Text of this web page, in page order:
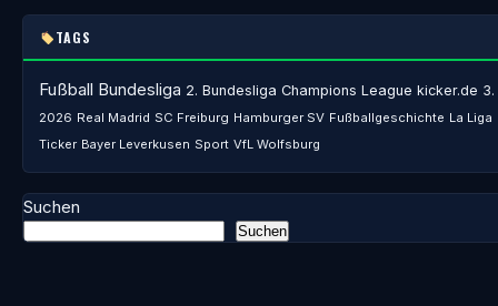
TAGS
Fußball Bundesliga 2. Bundesliga Champions League kicker.de 3.
2026 Real Madrid SC Freiburg Hamburger SV Fußballgeschichte La Liga
Ticker Bayer Leverkusen Sport VfL Wolfsburg
Suchen
Suchen